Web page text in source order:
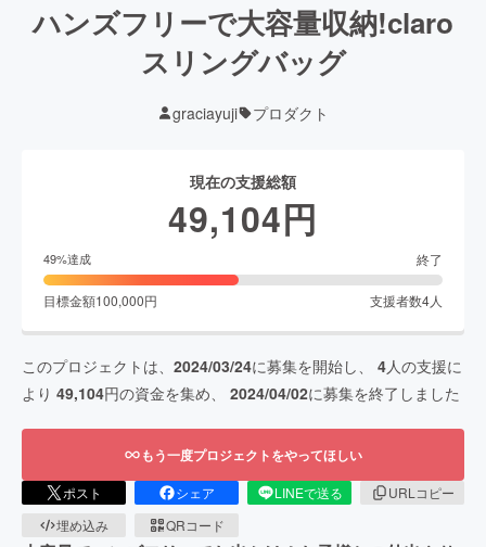
ハンズフリーで大容量収納!claro
スリングバッグ
graciayuji プロダクト
現在の支援総額
49,104円
49%達成 終了
目標金額100,000円 支援者数4人
このプロジェクトは、 2024/03/24に募集を開始し、 4人の支援に
より 49,104円の資金を集め、 2024/04/02に募集を終了しました
もう一度プロジェクトをやってほしい
ポスト シェア LINEで送る
URLコピー
埋め込み
QRコード